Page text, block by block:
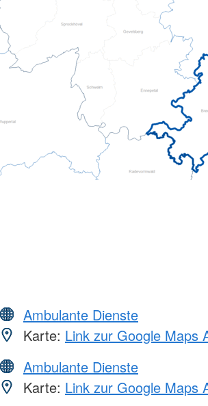
Ambulante Dienste
Karte: Link zur Google Maps
Ambulante Dienste
Karte: Link zur Google Maps